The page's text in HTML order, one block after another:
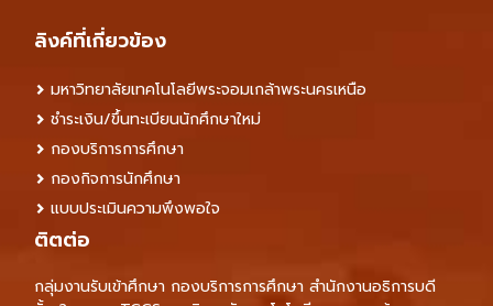
ลิงค์ที่เกี่ยวข้อง
มหาวิทยาลัยเทคโนโลยีพระจอมเกล้าพระนครเหนือ
ชำระเงิน/ขึ้นทะเบียนนักศึกษาใหม่
กองบริการการศึกษา
กองกิจการนักศึกษา
แบบประเมินความพึงพอใจ
ติตต่อ
กลุ่มงานรับเข้าศึกษา กองบริการการศึกษา สำนักงานอธิการบดี